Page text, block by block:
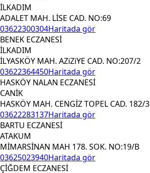
İLKADIM
ADALET MAH. LİSE CAD. NO:69
03622300304Haritada gör
BENEK ECZANESİ
İLKADIM
İLYASKÖY MAH. AZiZiYE CAD. NO:207/2
03622364450Haritada gör
HASKÖY NALAN ECZANESİ
CANİK
HASKÖY MAH. CENGİZ TOPEL CAD. 182/3
03622283137Haritada gör
BARTU ECZANESİ
ATAKUM
MİMARSİNAN MAH 178. SOK. NO:19/B
03625023940Haritada gör
ÇİĞDEM ECZANESİ